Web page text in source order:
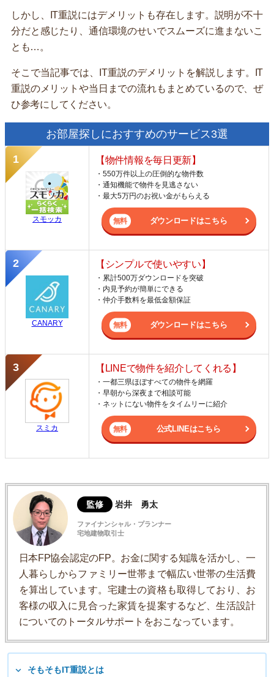
しかし、IT重説にはデメリットも存在します。説明が不十
分だと感じたり、通信環境のせいでスムーズに進まないこ
とも…。
そこで当記事では、IT重説のデメリットを解説します。IT
重説のメリットや当日までの流れもまとめているので、ぜ
ひ参考にしてください。
お部屋探しにおすすめのサービス3選
スモッカ
【物件情報を毎日更新】
・550万件以上の圧倒的な物件数
・通知機能で物件を見逃さない
・最大5万円のお祝い金がもらえる
ダウンロードはこちら
CANARY
【シンプルで使いやすい】
・累計500万ダウンロードを突破
・内見予約が簡単にできる
・仲介手数料を最低金額保証
ダウンロードはこちら
スミカ
【LINEで物件を紹介してくれる】
・一都三県ほぼすべての物件を網羅
・早朝から深夜まで相談可能
・ネットにない物件をタイムリーに紹介
公式LINEはこちら
監修 岩井 勇太
ファイナンシャル・プランナー
宅地建物取引士
日本FP協会認定のFP。お金に関する知識を活かし、一
人暮らしからファミリー世帯まで幅広い世帯の生活費
を算出しています。宅建士の資格も取得しており、お
客様の収入に見合った家賃を提案するなど、生活設計
についてのトータルサポートをおこなっています。
そもそもIT重説とは